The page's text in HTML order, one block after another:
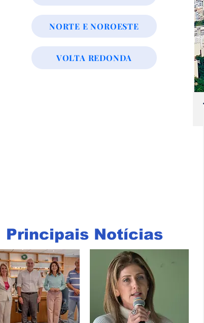
NORTE E NOROESTE
VOLTA REDONDA
Principais Notícias